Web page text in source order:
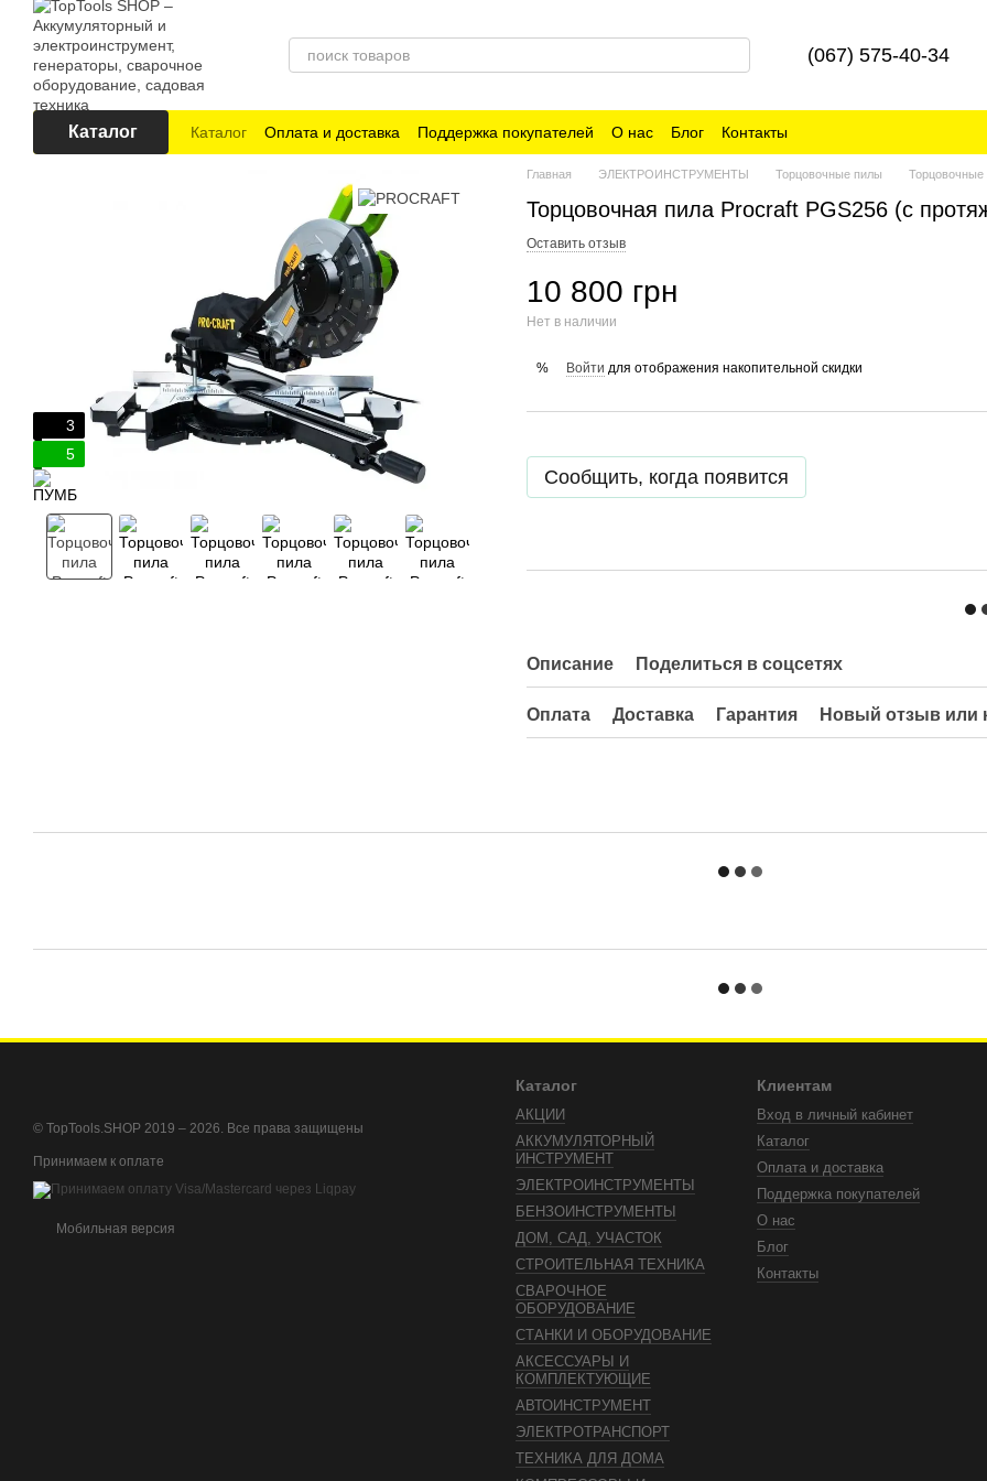
Перейти к основному контенту
(067) 575-40-34
Каталог Каталог Оплата и доставка Поддержка покупателей О нас Блог Контакты
3
5
Главная ЭЛЕКТРОИНСТРУМЕНТЫ Торцовочные пилы
Торцовочная пила Procraft PGS256 (с
Оставить отзыв
10 800 грн
Нет в наличии
% Войти для отображения накопительной скидки
Сообщить, когда появится
Описание Поделиться в соцсетях
Оплата Доставка Гарантия Новый отзыв или
© TopTools.SHOP 2019 – 2026. Все права защищены
Принимаем к оплате
Мобильная версия
Каталог
АКЦИИ
АККУМУЛЯТОРНЫЙ
ИНСТРУМЕНТ
ЭЛЕКТРОИНСТРУМЕНТЫ
БЕНЗОИНСТРУМЕНТЫ
ДОМ, САД, УЧАСТОК
СТРОИТЕЛЬНАЯ ТЕХНИКА
СВАРОЧНОЕ
ОБОРУДОВАНИЕ
СТАНКИ И ОБОРУДОВАНИЕ
АКСЕССУАРЫ И
КОМПЛЕКТУЮЩИЕ
АВТОИНСТРУМЕНТ
ЭЛЕКТРОТРАНСПОРТ
ТЕХНИКА ДЛЯ ДОМА
Клиентам
Вход в личный кабинет
Каталог
Оплата и доставка
Поддержка покупателей
О нас
Блог
Контакты